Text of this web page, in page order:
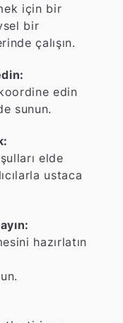
için bir
bir
çalışın.
edin
sunun.
elde
ustaca
hazırlatın